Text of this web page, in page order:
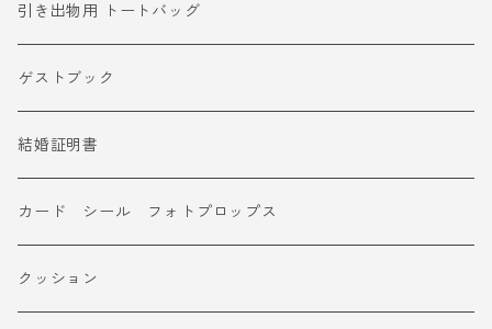
引き出物用 トートバッグ
ゲストブック
結婚証明書
カード シール フォトプロップス
クッション